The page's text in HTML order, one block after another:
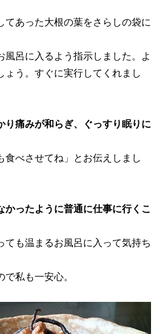
てあった大根の葉をさらしの袋に
風呂に入るよう指示しました。よ
ょう。すぐに実行してくれまし
り痛みが和らぎ、ぐっすり眠りに
食べさせてね」とお伝えしまし
かったように普通に仕事に行くこ
ても温まるお風呂に入って気持ち
私も一安心。